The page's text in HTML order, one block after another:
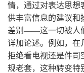
情，通过对表达思想
供丰富信息的建议和
差别——这一切被人
详加论述。例如，在
拒绝看电视还是件司
规老套，这种转变特